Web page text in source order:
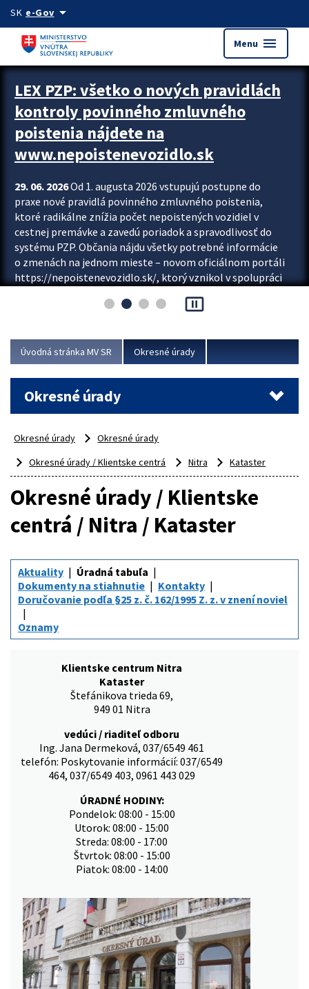
Preskocit na hlavný obsah
SK e-Govarrow_drop_down
Menu menu
Zastavit automatický posun upútavok
LEX PZP: všetko o nových pravidlách
kontroly povinného zmluvného
poistenia nájdete na
www.nepoistenevozidlo.sk
29. 06. 2026Od 1. augusta 2026 vstupujú postupne do
praxe nové pravidlá povinného zmluvného poistenia,
ktoré radikálne znížia počet nepoistených vozidiel v
cestnej premávke a zavedú poriadok a spravodlivosť do
systému PZP. Občania nájdu všetky potrebné informácie
o zmenách na jednom mieste – novom oficiálnom portáli
https://nepoistenevozidlo.sk/, ktorý vznikol v spolupráci
asociácie poisťovní (SLASPO) a Ministerstva vnútra SR.
Viac
pause_presentation
Úvodná stránka MV SR Okresné úrady
Okresné úrady
Okresné úrady
Okresné úrady
Okresné úrady / Klientske centrá
Nitra Kataster
Okresné úrady / Klientske
centrá / Nitra / Kataster
Aktuality
Úradná tabuľa
Dokumenty na stiahnutie
Kontakty
Doručovanie podľa §25 z. č. 162/1995 Z. z. v znení noviel
Oznamy
Klientske centrum Nitra
Kataster
Štefánikova trieda 69,
949 01 Nitra
vedúci / riaditeľ odboru
Ing. Jana Dermeková, 037/6549 461
telefón: Poskytovanie informácií: 037/6549
464, 037/6549 403, 0961 443 029
ÚRADNÉ HODINY:
Pondelok: 08:00 - 15:00
Utorok: 08:00 - 15:00
Streda: 08:00 - 17:00
Štvrtok: 08:00 - 15:00
Piatok: 08:00 - 14:00